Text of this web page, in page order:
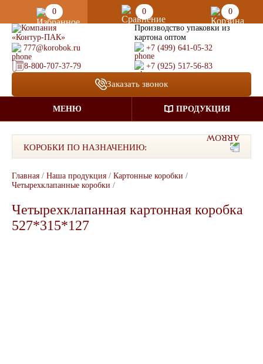
0 0
0
Производство упаковки из
картона оптом
777@korobok.ru
+7 (499) 641-05-32
8-800-707-37-79 +7 (925) 517-56-83
Заказать звонок
МЕНЮ ПРОДУКЦИЯ
КОРОБКИ ПО НАЗНАЧЕНИЮ:
Главная / Наша продукция / Картонные коробки /
Четырехклапанные коробки /
Четырехклапанная картонная коробка
527*315*127